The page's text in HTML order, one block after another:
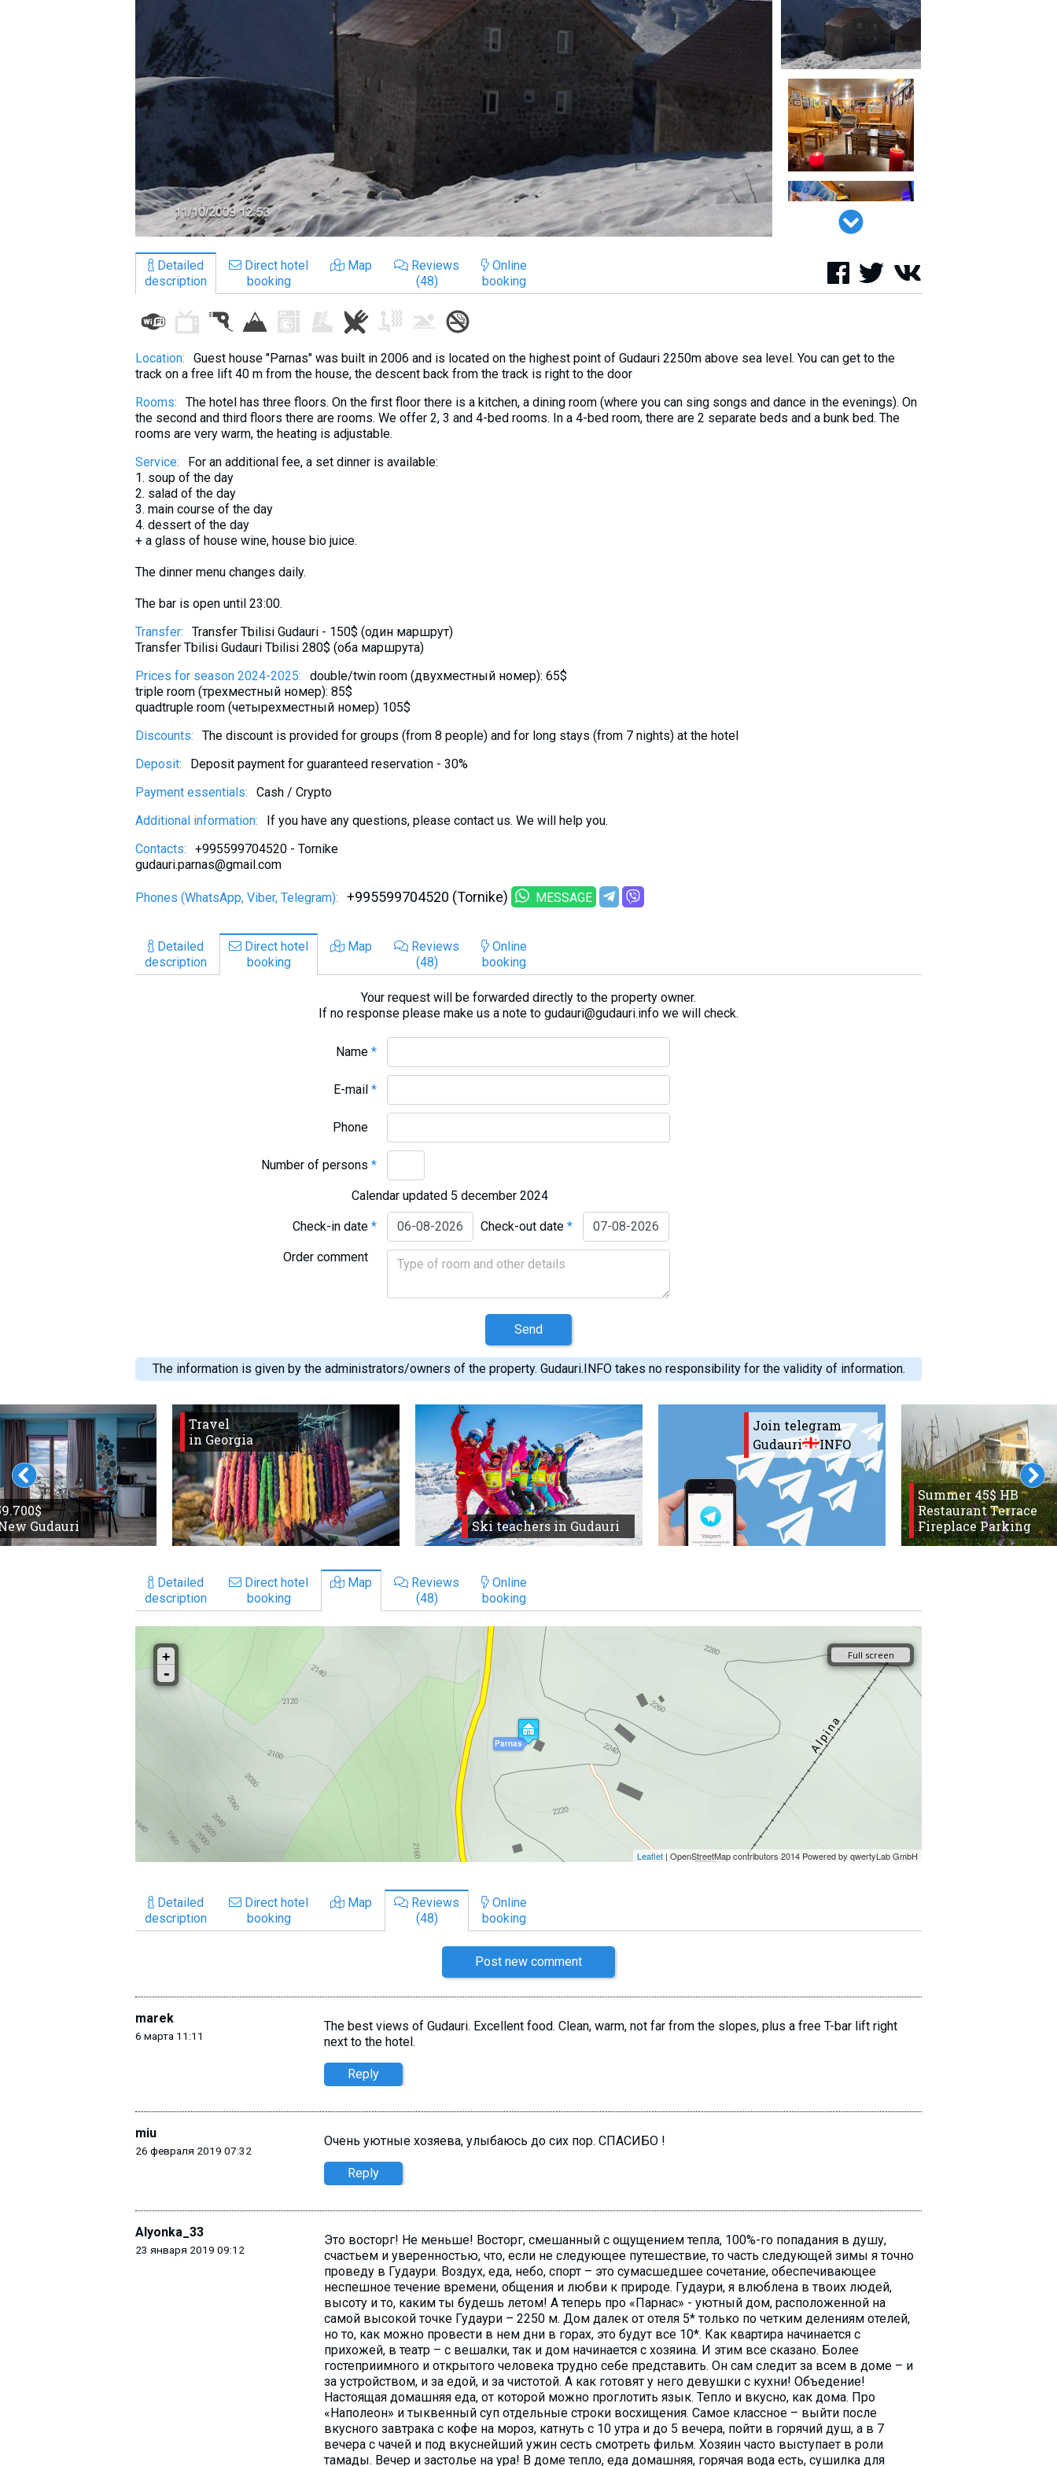
Detailed
description
Direct hotel
booking
Map
Reviews
(48)
Online
booking
Location:
Guest house "Parnas" was built in 2006 and is located on the highest point of Gudauri 2250m above sea level. You can get to the
track on a free lift 40 m from the house, the descent back from the track is right to the door
Rooms:
The hotel has three floors. On the first floor there is a kitchen, a dining room (where you can sing songs and dance in the evenings). On
the second and third floors there are rooms. We offer 2, 3 and 4-bed rooms. In a 4-bed room, there are 2 separate beds and a bunk bed. The
rooms are very warm, the heating is adjustable.
Service:
For an additional fee, a set dinner is available:
1. soup of the day
2. salad of the day
3. main course of the day
4. dessert of the day
+ a glass of house wine, house bio juice.
The dinner menu changes daily.
The bar is open until 23:00.
Transfer:
Transfer Tbilisi Gudauri - 150$ (один маршрут)
Transfer Tbilisi Gudauri Tbilisi 280$ (оба маршрута)
Prices for season 2024-2025:
double/twin room (двухместный номер): 65$
triple room (трехместный номер): 85$
quadtruple room (четырехместный номер) 105$
Discounts:
The discount is provided for groups (from 8 people) and for long stays (from 7 nights) at the hotel
Deposit:
Deposit payment for guaranteed reservation - 30%
Payment essentials:
Cash / Crypto
Additional information:
If you have any questions, please contact us. We will help you.
Contacts:
+995599704520 - Tornike
gudauri.parnas@gmail.com
Phones (WhatsApp, Viber, Telegram): +995599704520 (Tornike) MESSAGE
Detailed
description
Direct hotel
booking
Map
Reviews
(48)
Online
booking
Your request will be forwarded directly to the property owner.
If no response please make us a note to gudauri@gudauri.info we will check.
Name*
E-mail*
Phone
Number of persons*
Calendar updated 5 december 2024
Check-in date* Check-out date*
Order comment
Send
The information is given by the administrators/owners of the property. Gudauri.INFO takes no responsibility for the validity of information.
Gudauri
Travel
in Georgia
Ski teachers in Gudauri
Join telegram
Gudauri
INFO
Summer 45$ HB
Restaurant Terrace
Fireplace Parking
Detailed
description
Direct hotel
booking
Map
Reviews
(48)
Online
booking
Detailed
description
Direct hotel
booking
Map
Reviews
(48)
Online
booking
Post new comment
marek
6 марта 11:11
The best views of Gudauri. Excellent food. Clean, warm, not far from the slopes, plus a free T-bar lift right
next to the hotel.
Reply
miu
26 февраля 2019 07:32
Очень уютные хозяева, улыбаюсь до сих пор. СПАСИБО !
Reply
Alyonka_33
23 января 2019 09:12
Это восторг! Не меньше! Восторг, смешанный с ощущением тепла, 100%-го попадания в душу,
счастьем и уверенностью, что, если не следующее путешествие, то часть следующей зимы я точно
проведу в Гудаури. Воздух, еда, небо, спорт – это сумасшедшее сочетание, обеспечивающее
неспешное течение времени, общения и любви к природе. Гудаури, я влюблена в твоих людей,
высоту и то, каким ты будешь летом! А теперь про «Парнас» - уютный дом, расположенной на
самой высокой точке Гудаури – 2250 м. Дом далек от отеля 5* только по четким делениям отелей,
но то, как можно провести в нем дни в горах, это будут все 10*. Как квартира начинается с
прихожей, в театр – с вешалки, так и дом начинается с хозяина. И этим все сказано. Более
гостеприимного и открытого человека трудно себе представить. Он сам следит за всем в доме – и
за устройством, и за едой, и за чистотой. А как готовят у него девушки с кухни! Объедение!
Настоящая домашняя еда, от которой можно проглотить язык. Тепло и вкусно, как дома. Про
«Наполеон» и тыквенный суп отдельные строки восхищения. Самое классное – выйти после
вкусного завтрака с кофе на мороз, катнуть с 10 утра и до 5 вечера, пойти в горячий душ, а в 7
вечера с чачей и под вкуснейший ужин сесть смотреть фильм. Хозяин часто выступает в роли
тамады. Вечер и застолье на ура! В доме тепло, еда домашняя, горячая вода есть, сушилка для
LODGING
Long term rent
About Georgia
What to drink?
Mobile phones
Travel reports